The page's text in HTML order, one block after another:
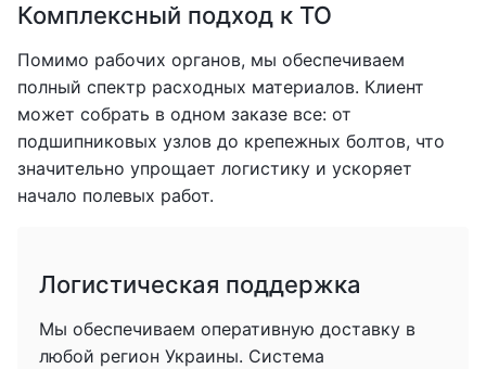
Комплексный подход к ТО
Помимо рабочих органов, мы обеспечиваем
полный спектр расходных материалов. Клиент
может собрать в одном заказе все: от
подшипниковых узлов до крепежных болтов, что
значительно упрощает логистику и ускоряет
начало полевых работ.
Логистическая поддержка
Мы обеспечиваем оперативную доставку в
любой регион Украины. Система